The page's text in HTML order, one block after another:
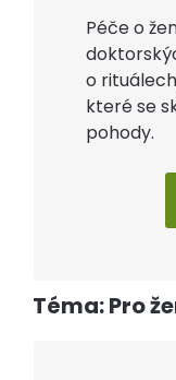
Péče o
o
které se
pohody.
Téma: Pro